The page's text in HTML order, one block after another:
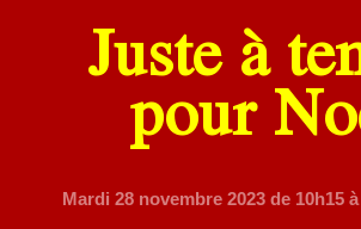
Juste à
pour
Mardi 28 novembre 2023 de 10h15